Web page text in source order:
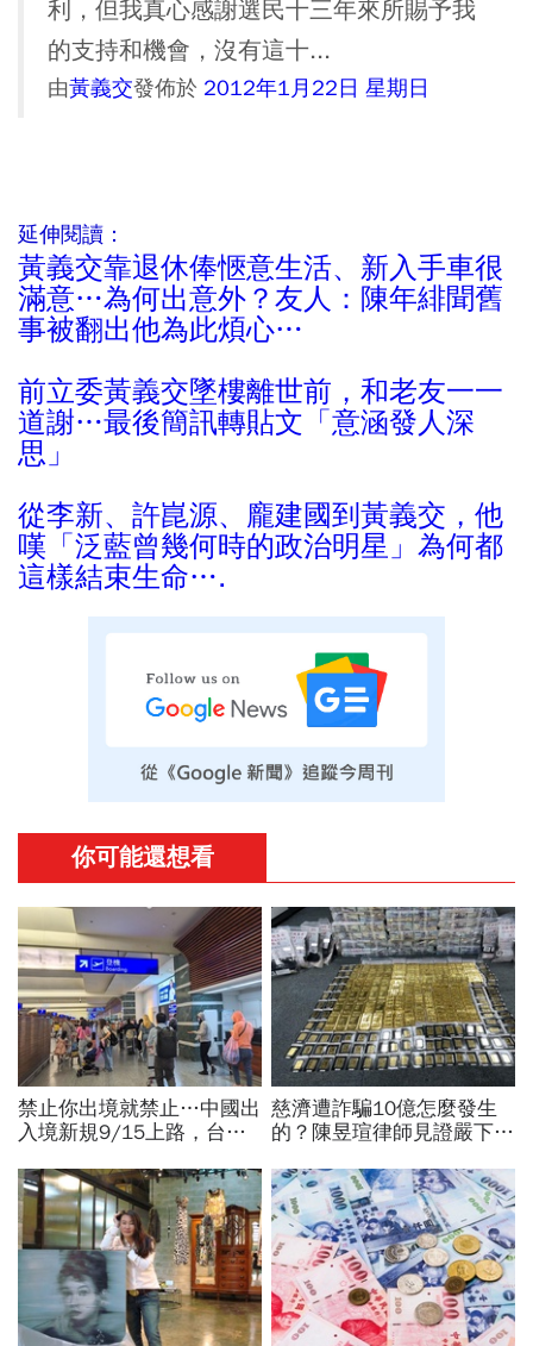
利，但我真心感謝選民十三年來所賜予我
的支持和機會，沒有這十...
由黃義交發佈於 2012年1月22日 星期日
延伸閱讀：
黃義交靠退休俸愜意生活、新入手車很
滿意…為何出意外？友人：陳年緋聞舊
事被翻出他為此煩心…
前立委黃義交墜樓離世前，和老友一一
道謝…最後簡訊轉貼文「意涵發人深
思」
從李新、許崑源、龐建國到黃義交，他
嘆「泛藍曾幾何時的政治明星」為何都
這樣結束生命….